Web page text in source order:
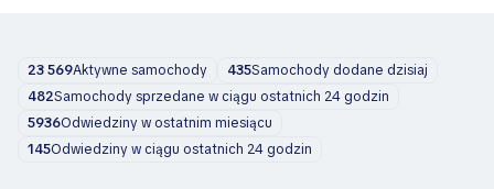
23 569Aktywne samochody 435Samochody dodane dzisiaj
482Samochody sprzedane w ciągu ostatnich 24 godzin
5936Odwiedziny w ostatnim miesiącu
145Odwiedziny w ciągu ostatnich 24 godzin